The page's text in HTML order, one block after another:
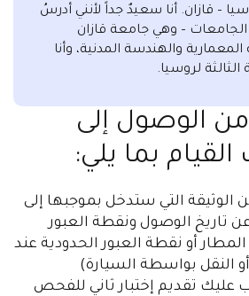
– قازان. أنا سعيدٌ جداً لأنني أدرسُ
– وهي جامعة قازان
والهندسة المدنية، وأنا
لروسيا.
أيام من الوصول إلى
بما يلي:
التي ستدخل بموجبها إلى
عن تاريخ الوصول ونقطة العبور
أو نقطة العبور الحدودية عند
النقل بواسطة السيارة)
عليك تقديم إختبار ثاني للفحص